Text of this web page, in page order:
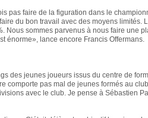
pas faire de la figuration dans le
du bon travail avec des moyens limités.
Nous sommes parvenus à nous faire une
énorme», lance encore Francis Offermans.
des jeunes joueurs issus du centre de
comporte pas mal de jeunes formés au
avec le club. Je pense à Sébastien